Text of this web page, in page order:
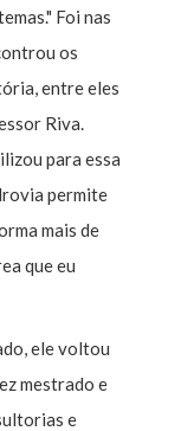
Foi nas
os
entre eles
Riva.
para essa
permite
mais de
que eu
ele voltou
mestrado e
e